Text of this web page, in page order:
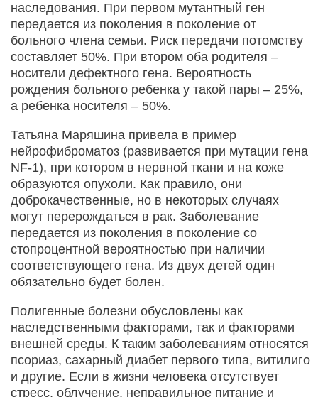
наследования. При первом мутантный ген
передается из поколения в поколение от
больного члена семьи. Риск передачи потомству
составляет 50%. При втором оба родителя –
носители дефектного гена. Вероятность
рождения больного ребенка у такой пары – 25%,
а ребенка носителя – 50%.
Татьяна Маряшина привела в пример
нейрофиброматоз (развивается при мутации гена
NF-1), при котором в нервной ткани и на коже
образуются опухоли. Как правило, они
доброкачественные, но в некоторых случаях
могут перерождаться в рак. Заболевание
передается из поколения в поколение со
стопроцентной вероятностью при наличии
соответствующего гена. Из двух детей один
обязательно будет болен.
Полигенные болезни обусловлены как
наследственными факторами, так и факторами
внешней среды. К таким заболеваниям относятся
псориаз, сахарный диабет первого типа, витилиго
и другие. Если в жизни человека отсутствует
стресс, облучение, неправильное питание и